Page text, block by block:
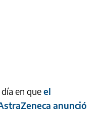
en queel
anunció